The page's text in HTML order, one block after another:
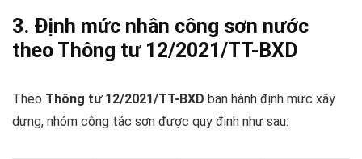
3. Định mức nhân công sơn nước
theo Thông tư 12/2021/TT-BXD
Theo Thông tư 12/2021/TT-BXD ban hành định mức xây
dựng, nhóm công tác sơn được quy định như sau: